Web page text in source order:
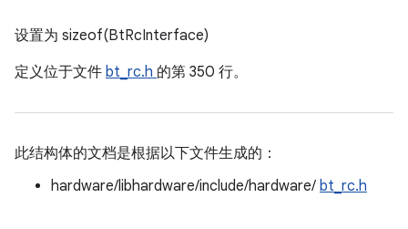
设置为 sizeof(BtRcInterface)
定义位于文件 bt_rc.h 的第 350 行。
此结构体的文档是根据以下文件生成的：
hardware/libhardware/include/hardware/ bt_rc.h